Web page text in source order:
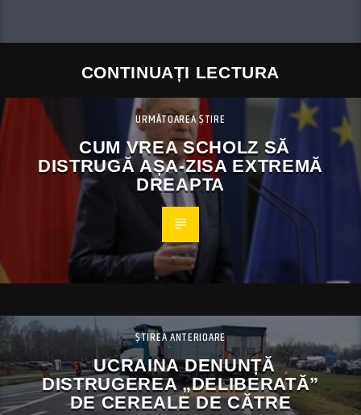
CONTINUAȚI LECTURA
URMĂTOAREA ȘTIRE
CUM VREA SCHOLZ SĂ
DISTRUGĂ AȘA-ZISA EXTREMĂ
DREAPTA
ȘTIREA ANTERIOARE
UCRAINA DENUNȚĂ
DISTRUGEREA „DELIBERATĂ”
DE CEREALE DE CĂTRE